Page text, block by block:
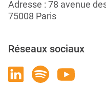
Adresse : 78 avenue
75008 Paris
Réseaux sociaux